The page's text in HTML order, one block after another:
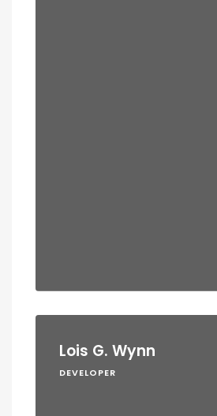
Lois G. Wynn
DEVELOPER